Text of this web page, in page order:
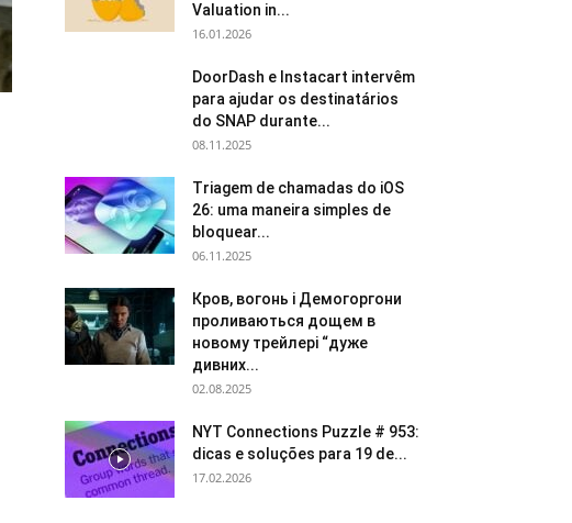
Valuation in...
16.01.2026
DoorDash e Instacart intervêm
para ajudar os destinatários
do SNAP durante...
08.11.2025
Triagem de chamadas do iOS
26: uma maneira simples de
bloquear...
06.11.2025
Кров, вогонь і Демогоргони
проливаються дощем в
новому трейлері “дуже
дивних...
02.08.2025
NYT Connections Puzzle # 953:
dicas e soluções para 19 de...
17.02.2026